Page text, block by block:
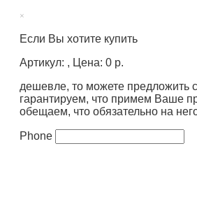
×
Если Вы хотите купить
Артикул: , Цена: 0 р.
дешевле, то можете предложить
гарантируем, что примем Ваше
обещаем, что обязательно на
Phone